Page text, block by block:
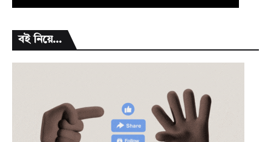
বই নিয়ে...